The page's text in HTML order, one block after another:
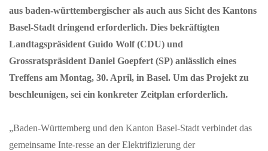
aus baden-württembergischer als auch aus Sicht des Kantons
Basel-Stadt dringend erforderlich. Dies bekräftigten
Landtagspräsident Guido Wolf (CDU) und
Grossratspräsident Daniel Goepfert (SP) anlässlich eines
Treffens am Montag, 30. April, in Basel. Um das Projekt zu
beschleunigen, sei ein konkreter Zeitplan erforderlich.
„Baden-Württemberg und den Kanton Basel-Stadt verbindet das
gemeinsame Inte-resse an der Elektrifizierung der